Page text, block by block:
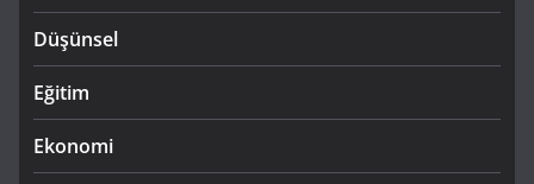
Düşünsel
Eğitim
Ekonomi